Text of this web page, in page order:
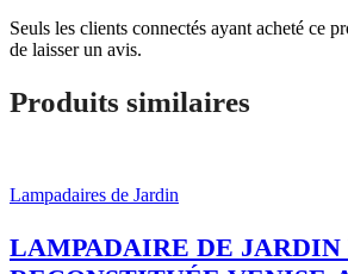
Seuls les clients connectés ayant acheté ce
de laisser un avis.
Produits similaires
Lampadaires de Jardin
LAMPADAIRE DE JARDIN